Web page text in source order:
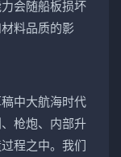
会随船板损坏
料品质的影
中大航海时代
枪炮、内部升
程之中。我们